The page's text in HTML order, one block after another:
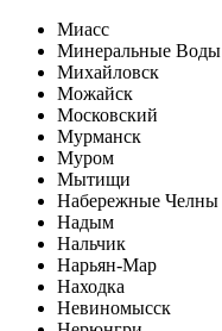
Миасс
Минеральные Воды
Михайловск
Можайск
Московский
Мурманск
Муром
Мытищи
Набережные Челны
Надым
Нальчик
Нарьян-Мар
Находка
Невиномысск